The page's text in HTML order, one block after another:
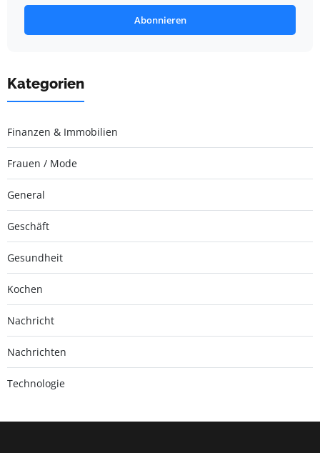
Abonnieren
Kategorien
Finanzen & Immobilien
Frauen / Mode
General
Geschäft
Gesundheit
Kochen
Nachricht
Nachrichten
Technologie